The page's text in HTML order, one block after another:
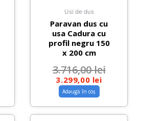
Usi de dus
Paravan dus cu
usa Cadura cu
profil negru 150
x 200 cm
3.716,00lei
3.299,00 lei
Adaugă în coș